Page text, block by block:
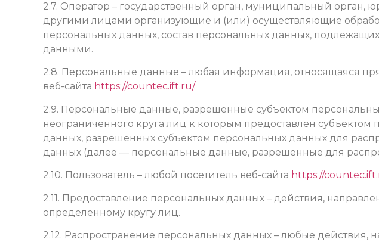
2.7. Оператор – государственный орган, муниципальный орган,
другими лицами организующие и (или) осуществляющие
персональных данных, состав персональных данных,
данными.
2.8. Персональные данные – любая информация, относящаяся
веб-сайта https://countec.ift.ru/.
2.9. Персональные данные, разрешенные субъектом
неограниченного круга лиц к которым предоставлен
данных, разрешенных субъектом персональных данных для
данных (далее — персональные данные, разрешенные для
2.10. Пользователь – любой посетитель веб-сайта https://
2.11. Предоставление персональных данных – действия,
определенному кругу лиц.
2.12. Распространение персональных данных – любые